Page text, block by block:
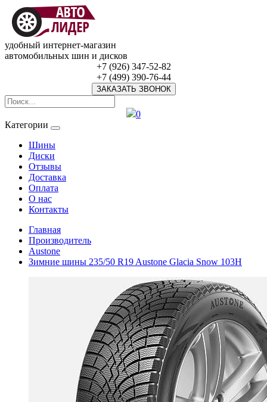
удобный интернет-магазин
автомобильных шин и дисков
+7 (926) 347-52-82
+7 (499) 390-76-44
ЗАКАЗАТЬ ЗВОНОК
0
Категории
Шины
Диски
Отзывы
Доставка
Оплата
О нас
Контакты
Главная
Производитель
Austone
Зимние шины 235/50 R19 Austone Glacia Snow 103H